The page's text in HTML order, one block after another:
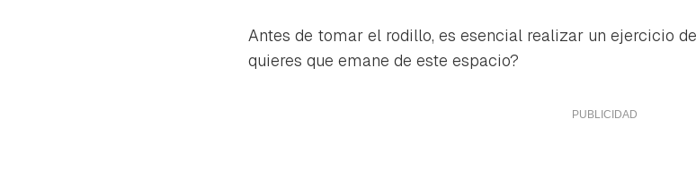
Antes de tomar el rodillo, es esencial realizar un ejercicio
quieres que emane de este espacio?